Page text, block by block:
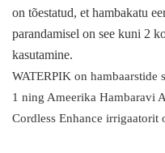
on tõestatud, et hambakatu
parandamisel on see kuni 2
kasutamine.
WATERPIK on
1 ning Ameerika Hambaravi
Cordless Enhance irrigaatorit